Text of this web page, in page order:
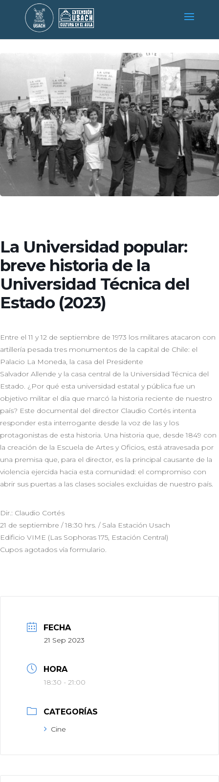
La Universidad popular:
breve historia de la
Universidad Técnica del
Estado (2023)
Entre el 11 y 12 de septiembre de 1973 los militares atacaron con
artillería pesada tres monumentos de la capital de Chile: el
Palacio La Moneda, la casa del Presidente
Salvador Allende y la casa central de la Universidad Técnica del
Estado. ¿Por qué esta universidad estatal y pública fue un
objetivo militar el día que marcó la historia reciente de nuestro
país? Este documental del director Claudio Cortés intenta
responder esta interrogante desde la voz de las y los
protagonistas de esta historia. Una historia que, desde 1849 con
la creación de la Escuela de Artes y Oficios, está atravesada por
una premisa que, para el director, es la principal causante de la
violencia ejercida hacia esta comunidad: el compromiso con
abrir sus puertas a las clases sociales excluidas de nuestro país.
Dir.: Claudio Cortés
21 de septiembre / 18:30 hrs. / Sala Estación Usach
Edificio VIME (Las Sophoras 175, Estación Central)
Cupos agotados vía formulario.
FECHA
21 Sep 2023
HORA
18:30 - 21:00
CATEGORÍAS
Cine